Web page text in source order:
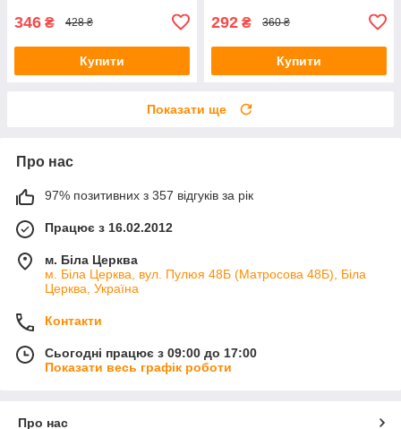
346 ₴ 428 ₴
Купити
292 ₴ 360 ₴
Купити
Показати ще
Про нас
97% позитивних з 357 відгуків за рік
Працює з 16.02.2012
м. Біла Церква
м. Біла Церква, вул. Пулюя 48Б (Матросова 48Б), Біла
Церква, Україна
Контакти
Сьогодні працює з 09:00 до 17:00
Показати весь графік роботи
Про нас